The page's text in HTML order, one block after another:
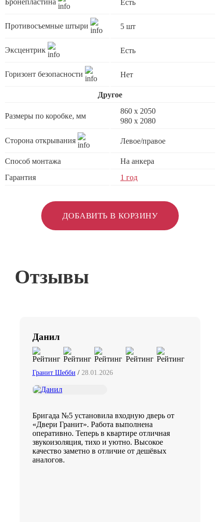
Есть
Противосъемные штыри 5 шт
Эксцентрик Есть
Горизонт безопасности Нет
Другое
Размеры по коробке, мм
860 х 2050
980 x 2080
Сторона открывания Левое/правое
Способ монтажа
На анкера
Гарантия
1 год
ДОБАВИТЬ В КОРЗИНУ
Отзывы
Данил
Гранит Шебби / 28.01.2026
Бригада №5 установила входную дверь от
«Двери Гранит». Работа выполнена
оперативно. Теперь в квартире отличная
звукоизоляция, тихо и уютно. Высокое
качество заметно в отличие от дешёвых
аналогов.